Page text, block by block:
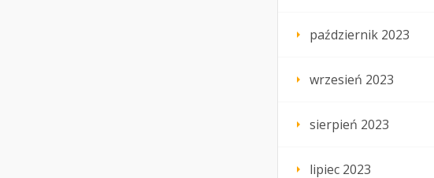
październik 2023
wrzesień 2023
sierpień 2023
lipiec 2023